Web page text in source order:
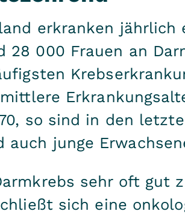
erkranken jährlich
28 000 Frauen an
so sind in den
auch junge
sehr oft gut
sich eine